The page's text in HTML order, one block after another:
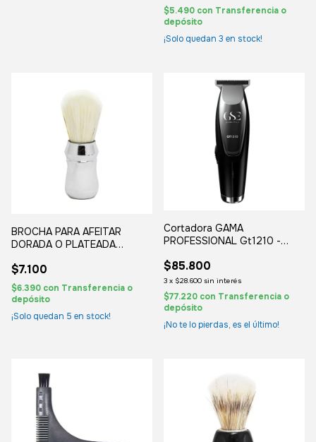
$5.490 con Transferencia o
depósito
¡Solo quedan 3 en stock!
BROCHA PARA AFEITAR
DORADA O PLATEADA
$7.100
$6.390 con Transferencia o
depósito
¡Solo quedan 5 en stock!
Cortadora GAMA
PROFESSIONAL Gt1210 -
$85.800
3 x $28.600 sin interés
$77.220 con Transferencia o
depósito
¡No te lo pierdas, es el último!